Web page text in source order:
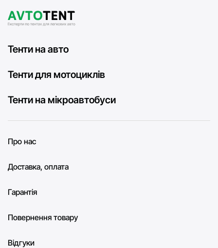
Тенти на авто
Тенти для мотоциклів
Тенти на мікроавтобуси
Про нас
Доставка, оплата
Гарантія
Повернення товару
Відгуки